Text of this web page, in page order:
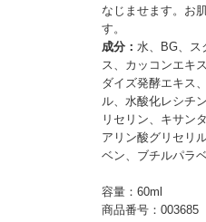
なじませます。お
す。
成分： 水、BG、ス
ス、カッコンエキ
ダイズ発酵エキス
ル、水酸化レシチ
リセリン、キサン
アリン酸グリセリ
ベン、ブチルパラ
容量：60ml
商品番号：003685